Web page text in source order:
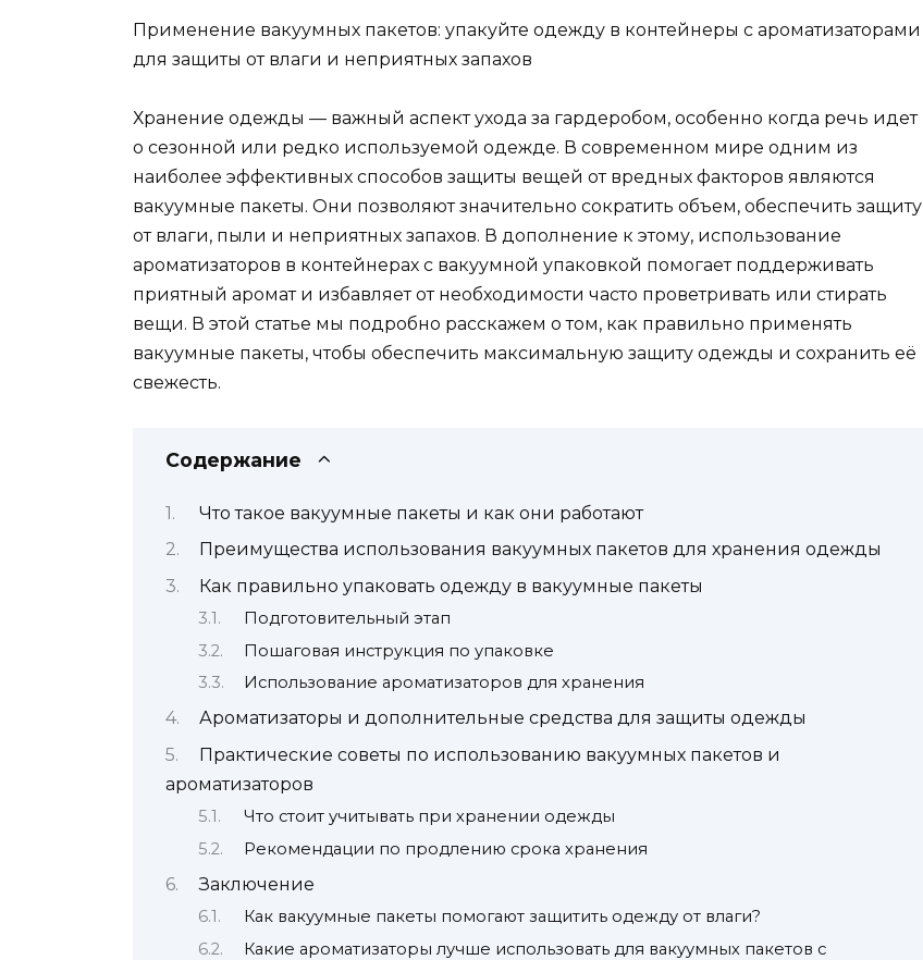
Применение вакуумных пакетов: упакуйте одежду в контейнеры с ароматизаторами
для защиты от влаги и неприятных запахов
Хранение одежды — важный аспект ухода за гардеробом, особенно когда речь идет
о сезонной или редко используемой одежде. В современном мире одним из
наиболее эффективных способов защиты вещей от вредных факторов являются
вакуумные пакеты. Они позволяют значительно сократить объем, обеспечить защиту
от влаги, пыли и неприятных запахов. В дополнение к этому, использование
ароматизаторов в контейнерах с вакуумной упаковкой помогает поддерживать
приятный аромат и избавляет от необходимости часто проветривать или стирать
вещи. В этой статье мы подробно расскажем о том, как правильно применять
вакуумные пакеты, чтобы обеспечить максимальную защиту одежды и сохранить её
свежесть.
Содержание
Что такое вакуумные пакеты и как они работают
Преимущества использования вакуумных пакетов для хранения одежды
Как правильно упаковать одежду в вакуумные пакеты
Подготовительный этап
Пошаговая инструкция по упаковке
Использование ароматизаторов для хранения
Ароматизаторы и дополнительные средства для защиты одежды
Практические советы по использованию вакуумных пакетов и
ароматизаторов
Что стоит учитывать при хранении одежды
Рекомендации по продлению срока хранения
Заключение
Как вакуумные пакеты помогают защитить одежду от влаги?
Какие ароматизаторы лучше использовать для вакуумных пакетов с